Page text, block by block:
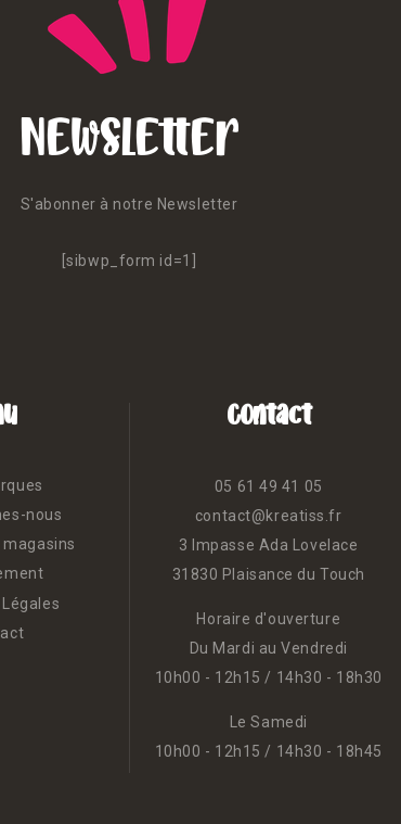
Newsletter
S'abonner à notre Newsletter
[sibwp_form id=1]
nous
Contact
05 61 49 41 05
contact@kreatiss.fr
3 Impasse Ada Lovelace
31830 Plaisance du Touch
Horaire d'ouverture
Du Mardi au Vendredi
10h00 - 12h15 / 14h30 - 18h30
Le Samedi
10h00 - 12h15 / 14h30 - 18h45